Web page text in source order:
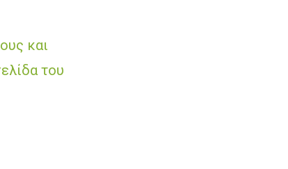
και
του